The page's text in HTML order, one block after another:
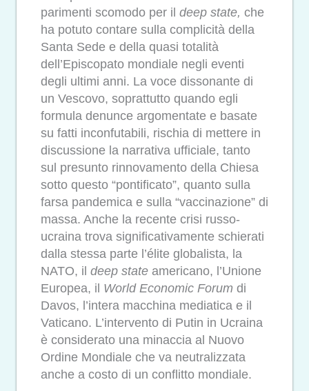
parimenti scomodo per il deep state, che
ha potuto contare sulla complicità della
Santa Sede e della quasi totalità
dell’Episcopato mondiale negli eventi
degli ultimi anni. La voce dissonante di
un Vescovo, soprattutto quando egli
formula denunce argomentate e basate
su fatti inconfutabili, rischia di mettere in
discussione la narrativa ufficiale, tanto
sul presunto rinnovamento della Chiesa
sotto questo “pontificato”, quanto sulla
farsa pandemica e sulla “vaccinazione” di
massa. Anche la recente crisi russo-
ucraina trova significativamente schierati
dalla stessa parte l’élite globalista, la
NATO, il deep state americano, l’Unione
Europea, il World Economic Forum di
Davos, l’intera macchina mediatica e il
Vaticano. L’intervento di Putin in Ucraina
è considerato una minaccia al Nuovo
Ordine Mondiale che va neutralizzata
anche a costo di un conflitto mondiale.